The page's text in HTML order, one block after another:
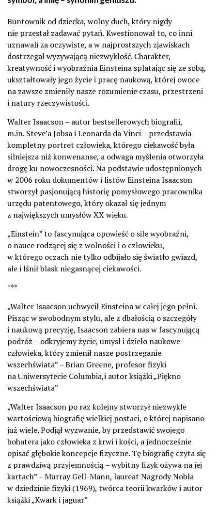
Buntownik od dziecka, wolny duch, który nigdy
nie przestał zadawać pytań. Kwestionował to, co inni
uznawali za oczywiste, a w najprostszych zjawiskach
dostrzegał wyzywającą niezwykłość. Charakter,
kreatywność i wyobraźnia Einsteina splatając się ze sobą,
ukształtowały jego życie i pracę naukową, której owoce
na zawsze zmieniły nasze rozumienie czasu, przestrzeni
i natury rzeczywistości.
Walter Isaacson – autor bestsellerowych biografii,
m.in. Steve’a Jobsa i Leonarda da Vinci – przedstawia
kompletny portret człowieka, którego ciekawość była
silniejsza niż konwenanse, a odwaga myślenia otworzyła
drogę ku nowoczesności. Na podstawie udostępnionych
w 2006 roku dokumentów i listów Einsteina Isaacson
stworzył pasjonującą historię pomysłowego pracownika
urzędu patentowego, który okazał się jednym
z największych umysłów XX wieku.
„Einstein” to fascynująca opowieść o sile wyobraźni,
o nauce rodzącej się z wolności i o człowieku,
w którego oczach nie tylko odbijało się światło gwiazd,
ale i lśnił blask niegasnącej ciekawości.
***
„Walter Isaacson uchwycił Einsteina w całej jego pełni.
Pisząc w swobodnym stylu, ale z dbałością o szczegóły
i naukową precyzję, Isaacson zabiera nas w fascynującą
podróż – odkryjemy życie, umysł i dzieło naukowe
człowieka, który zmienił nasze postrzeganie
wszechświata” – Brian Greene, profesor fizyki
na Uniwersytecie Columbia,i autor książki „Piękno
wszechświata”
„Walter Isaacson po raz kolejny stworzył niezwykle
wartościową biografię wielkiej postaci, o której napisano
już wiele. Podjął wyzwanie, by przedstawić swojego
bohatera jako człowieka z krwi i kości, a jednocześnie
opisać głębokie koncepcje fizyczne. Tę biografię czyta się
z prawdziwą przyjemnością – wybitny fizyk ożywa na jej
kartach” – Murray Gell-Mann, laureat Nagrody Nobla
w dziedzinie fizyki (1969), twórca teorii kwarków i autor
książki „Kwark i jaguar”